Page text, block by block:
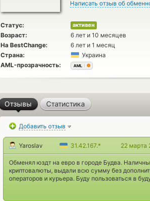
Написать отзыв об
Статус: активен
Возраст: 6 лет и 10 месяцев
На BestChange: 6 лет и 1 месяц
Страна:
Украина
AML-прозрачность:
AML
Отзывы Статистика
Добавить отзыв
Yaroslav 31.42.167.* 22 марта
Обменял юздт на евро в городе Будва.
криптовалюты, выдали всю сумму без
операторов и курьера. Буду пользоваться в